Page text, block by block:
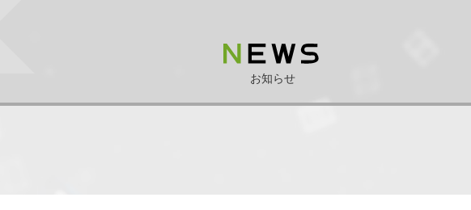
お知らせ